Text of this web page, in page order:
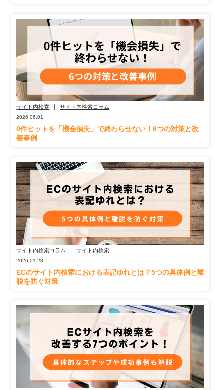
サイト内検索 サイト内検索コラム
2026.06.01
0件ヒットを「機会損失」で終わらせない！6つの対策と改
善事例
サイト内検索コラム サイト内検索
2026.01.28
ECのサイト内検索における表記ゆれとは？5つの具体例と離
脱を防ぐ対策